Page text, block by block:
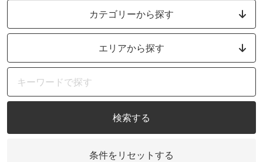
カテゴリーから探す
エリアから探す
検索する
条件をリセットする